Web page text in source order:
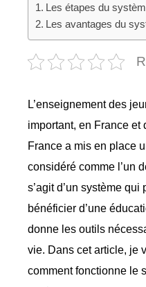
Les étapes du
Les avantages du
L’enseignement des
important, en France et
France a mis en place
considéré comme l’un
s’agit d’un système
bénéficier d’une
donne les outils
vie. Dans cet article, je
comment fonctionne le